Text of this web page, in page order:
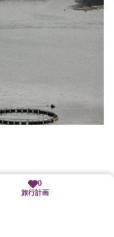
を、海上から眺める
0
旅行計画